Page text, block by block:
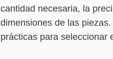
cantidad necesaria, la
dimensiones de las
prácticas para seleccionar